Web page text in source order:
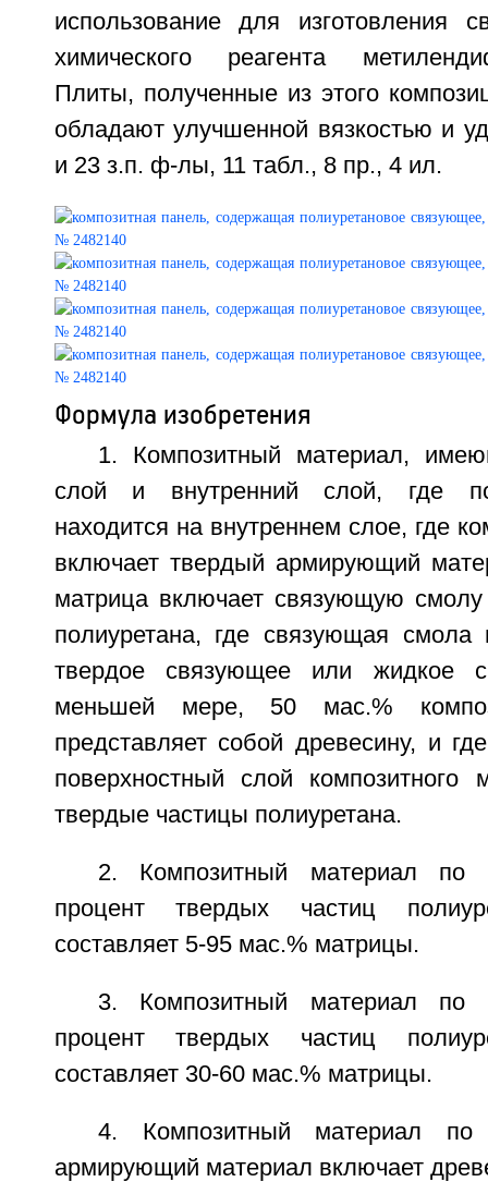
использование для изготовления
химического реагента
Плиты, полученные из этого
обладают улучшенной вязкостью и
и 23 з.п. ф-лы, 11 табл., 8 пр., 4 ил.
Формула изобретения
1. Композитный материал,
слой и внутренний слой, где
находится на внутреннем слое, где
включает твердый армирующий
матрица включает связующую
полиуретана, где связующая смола
твердое связующее или жидкое
меньшей мере, 50 мас.%
представляет собой древесину, и
поверхностный слой композитного
твердые частицы полиуретана.
2. Композитный материал по
процент твердых частиц
составляет 5-95 мас.% матрицы.
3. Композитный материал по
процент твердых частиц
составляет 30-60 мас.% матрицы.
4. Композитный материал
армирующий материал включает